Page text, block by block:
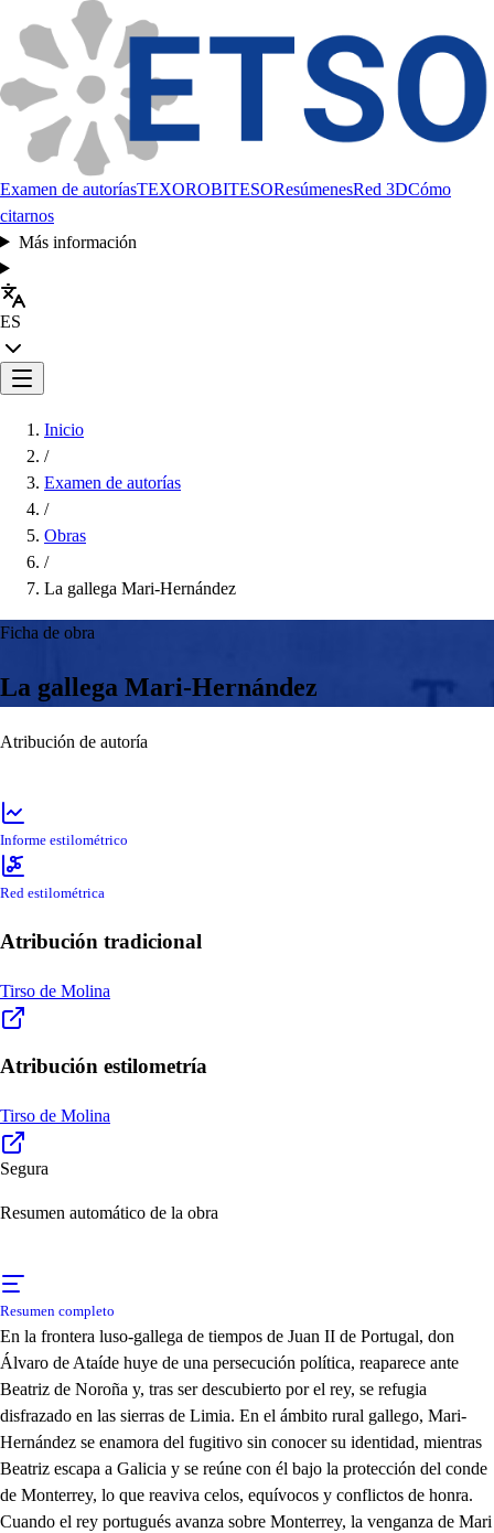
Examen de autoríasTEXOROBITESOResúmenesRed 3DCómo
citarnos
Más información
ES
Inicio
/
Examen de autorías
/
Obras
/
La gallega Mari-Hernández
Ficha de obra
La gallega Mari-Hernández
Atribución de autoría
Informe estilométrico
Red estilométrica
Atribución tradicional
Tirso de Molina
Atribución estilometría
Tirso de Molina
Segura
Resumen automático de la obra
Resumen completo
En la frontera luso-gallega de tiempos de Juan II de Portugal, don
Álvaro de Ataíde huye de una persecución política, reaparece ante
Beatriz de Noroña y, tras ser descubierto por el rey, se refugia
disfrazado en las sierras de Limia. En el ámbito rural gallego, Mari-
Hernández se enamora del fugitivo sin conocer su identidad, mientras
Beatriz escapa a Galicia y se reúne con él bajo la protección del conde
de Monterrey, lo que reaviva celos, equívocos y conflictos de honra.
Cuando el rey portugués avanza sobre Monterrey, la venganza de Mari